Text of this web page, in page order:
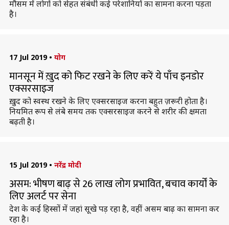
मौसम में लोगों को सेहत संबंधी कई परेशानियों का सामना करना पड़ता
है।
17 Jul 2019 • योग
मानसून में ख़ुद को फिट रखने के लिए करें ये पाँच इनडोर
एक्सरसाइज
ख़ुद को स्वस्थ रखने के लिए एक्सरसाइज करना बहुत ज़रूरी होता है।
नियमित रूप से लंबे समय तक एक्सरसाइज करने से शरीर की क्षमता
बढ़ती है।
15 Jul 2019 • नरेंद्र मोदी
असम: भीषण बाढ़ से 26 लाख लोग प्रभावित, बचाव कार्यों के
लिए अलर्ट पर सेना
देश के कई हिस्सों में जहां सूखे पड़ रहा है, वहीं असम बाढ़ का सामना कर
रहा है।